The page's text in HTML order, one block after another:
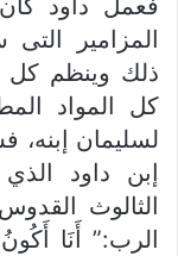
المزامير
ذلك وينظم كل
كل المواد
لسليمان إبنه،
إبن داود
الثالوث